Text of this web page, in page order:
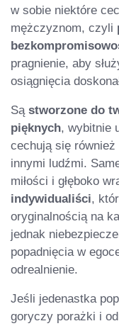
w sobie niektóre
mężczyznom, czyli
pragnienie, aby
osiągnięcia
Są stworzone do
pięknych, wybitnie
cechują się również
innymi ludźmi.
miłości i głęboko
indywidualiści,
oryginalnością na
jednak
popadnięcia w
odrealnienie.
Jeśli jedenastka
goryczy porażki i